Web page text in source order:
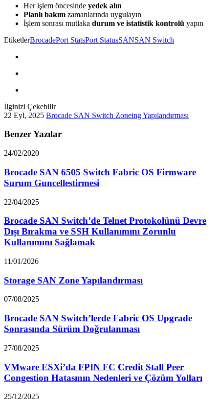
Her işlem öncesinde yedek alın
Planlı bakım zamanlarında uygulayın
İşlem sonrası mutlaka durum ve istatistik kontrolü yapın
EtiketlerBrocadePort StatsPort StatusSANSAN Switch
İlginizi Çekebilir
22 Eyl, 2025 Brocade SAN Switch Zoneing Yapılandırması
Benzer Yazılar
24/02/2020
Brocade SAN 6505 Switch Fabric OS Firmware
Surum Guncellestirmesi
22/04/2025
Brocade SAN Switch’de Telnet Protokolünü Devre
Dışı Bırakma ve SSH Kullanımını Zorunlu
Kullanımını Sağlamak
11/01/2026
Storage SAN Zone Yapılandırması
07/08/2025
Brocade SAN Switch’lerde Fabric OS Upgrade
Sonrasında Sürüm Doğrulanması
27/08/2025
VMware ESXi’da FPIN FC Credit Stall Peer
Congestion Hatasının Nedenleri ve Çözüm Yolları
25/12/2025